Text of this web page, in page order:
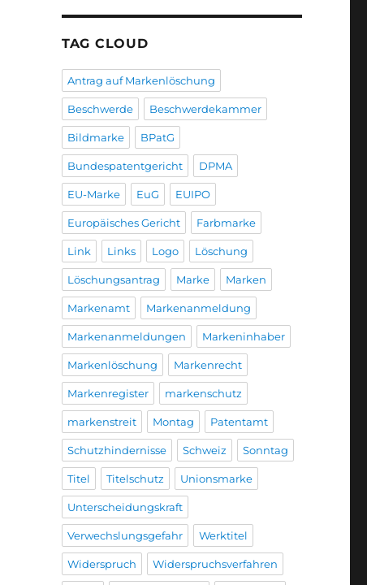
TAG CLOUD
Antrag auf Markenlöschung
Beschwerde Beschwerdekammer
Bildmarke BPatG
Bundespatentgericht DPMA
EU-Marke EuG EUIPO
Europäisches Gericht Farbmarke
Link Links Logo Löschung
Löschungsantrag Marke Marken
Markenamt Markenanmeldung
Markenanmeldungen Markeninhaber
Markenlöschung Markenrecht
Markenregister markenschutz
markenstreit Montag Patentamt
Schutzhindernisse Schweiz Sonntag
Titel Titelschutz Unionsmarke
Unterscheidungskraft
Verwechslungsgefahr Werktitel
Widerspruch Widerspruchsverfahren